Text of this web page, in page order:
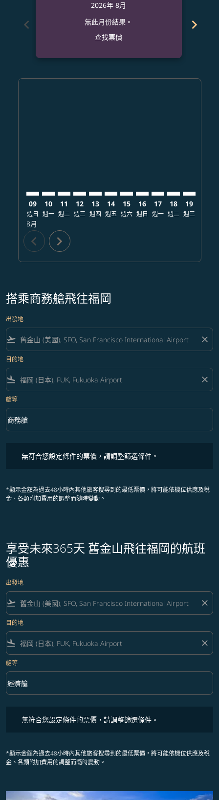
chevron_left
2026年 8月
無此月份結果。
查找票價
chevron_right
09
週日
8月
10
週一
11
週二
12
週三
13
週四
14
週五
15
週六
16
週日
17
週一
18
週二
19
週三
chevron_left chevron_right
搭乘商務艙飛往福岡
出發地
flight_takeoff close
目的地
flight_land close
艙等
艙等 option 商務艙 Selected
商務艙
keyboard_arrow_down
無符合您設定條件的票價，請調整篩選條件。
*顯示金額為過去48小時內其他旅客搜尋到的最低票價，將可能依機位供應及稅
金、各類附加費用的調整而隨時變動。
享受未來365天 舊金山飛往福岡的航班
優惠
出發地
flight_takeoff close
目的地
flight_land close
艙等
艙等 option 經濟艙 Selected
經濟艙
keyboard_arrow_down
無符合您設定條件的票價，請調整篩選條件。
*顯示金額為過去48小時內其他旅客搜尋到的最低票價，將可能依機位供應及稅
金、各類附加費用的調整而隨時變動。